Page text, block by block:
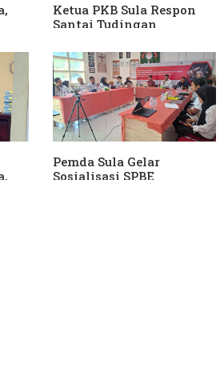
Ketua PKB Sula Respon
Santai Tudingan
Dia Kangen Saya
Pemda Sula Gelar
Sosialisasi SPBE